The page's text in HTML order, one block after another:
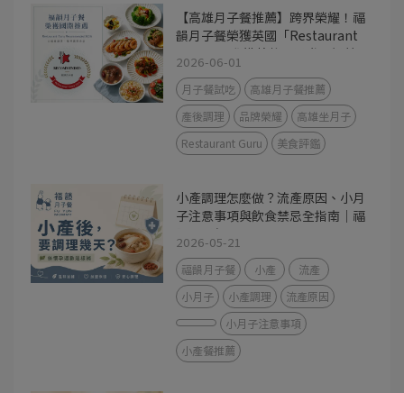
【高雄月子餐推薦】跨界榮耀！福
韻月子餐榮獲英國「Restaurant
Guru」國際推薦獎，用世界級美
味守護產後媽咪
2026-06-01
月子餐試吃
高雄月子餐推薦
產後調理
品牌榮耀
高雄坐月子
Restaurant Guru
美食評鑑
小產調理怎麼做？流產原因、小月
子注意事項與飲食禁忌全指南｜福
韻月子餐
2026-05-21
福韻月子餐 小產
流產
小月子
小產調理
流產原因
小月子注意事項
小產餐推薦